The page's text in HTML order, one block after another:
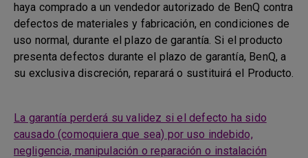
haya comprado a un vendedor autorizado de BenQ contra
defectos de materiales y fabricación, en condiciones de
uso normal, durante el plazo de garantía. Si el producto
presenta defectos durante el plazo de garantía, BenQ, a
su exclusiva discreción, reparará o sustituirá el Producto.
La garantía perderá su validez si el defecto ha sido
causado (comoquiera que sea) por uso indebido,
negligencia, manipulación o reparación o instalación